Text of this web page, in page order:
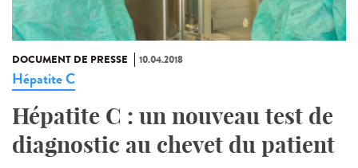
DOCUMENT DE PRESSE 10.04.2018
Hépatite C
Hépatite C : un nouveau test de
diagnostic au chevet du patient